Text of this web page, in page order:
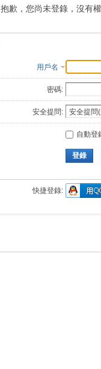
索
抱歉，您尚未登錄，沒有
用戶名
密碼:
安全提問:
自動登
登錄
快捷登錄: